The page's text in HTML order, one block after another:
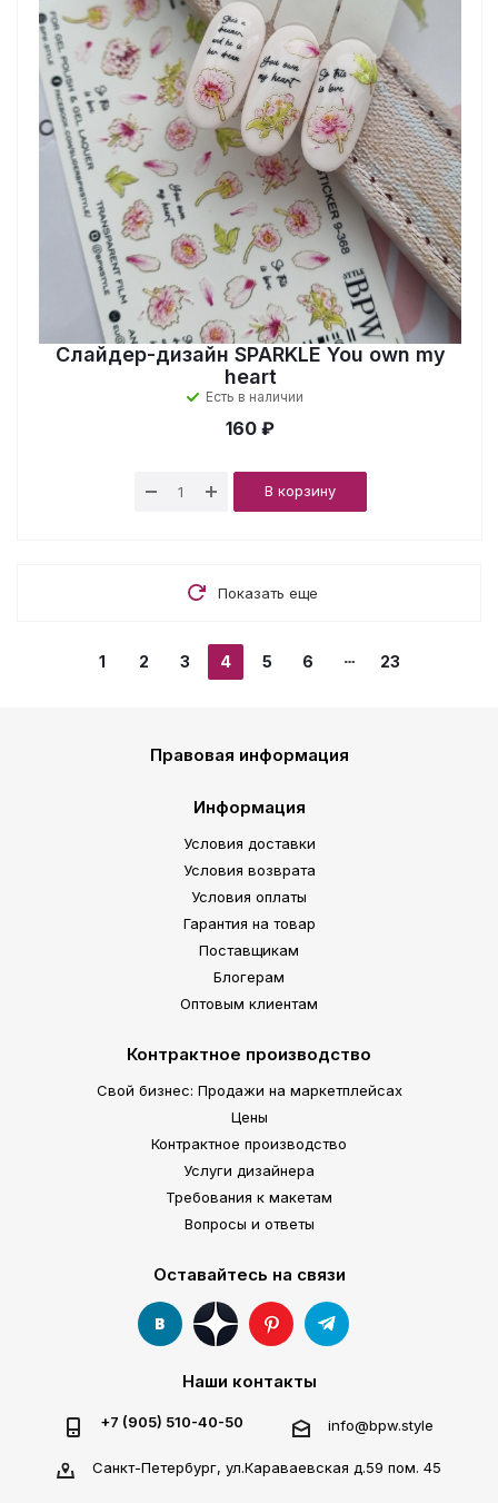
Слайдер-дизайн SPARKLE You own my
heart
Есть в наличии
160 ₽
В корзину
Показать еще
1 2 3 4 5 6 23
Правовая информация
Информация
Условия доставки
Условия возврата
Условия оплаты
Гарантия на товар
Поставщикам
Блогерам
Оптовым клиентам
Контрактное производство
Свой бизнес: Продажи на маркетплейсах
Цены
Контрактное производство
Услуги дизайнера
Требования к макетам
Вопросы и ответы
Оставайтесь на связи
Наши контакты
+7 (905) 510-40-50 info@bpw.style
Санкт-Петербург, ул.Караваевская д.59 пом. 45